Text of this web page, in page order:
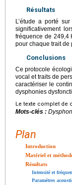
Résultats
L’étude a porté
significativement
fréquence de 249,4
pour chaque trait de
Conclusions
Ce protocole
vocal et traits de
caractériser le
dysphonies
Le texte complet de
Mots-clés :
Plan
Introduction
Matériel et
Résultats
Intensité et
Paramètres